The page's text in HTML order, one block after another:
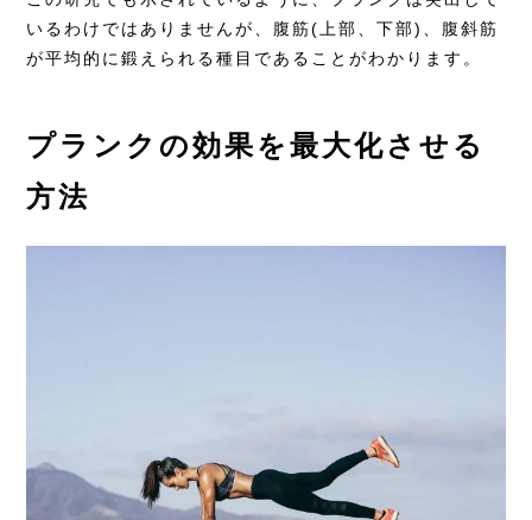
いるわけではありませんが、腹筋(上部、下部)、腹斜筋
が平均的に鍛えられる種目であることがわかります。
プランクの効果を最大化させる
方法